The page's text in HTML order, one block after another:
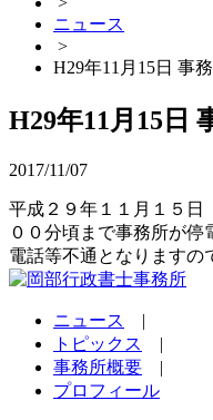
ニュース
>
H29年11月15日 事
H29年11月15日
2017/11/07
平成２９年１１月１５日
００分頃まで事務所が停
電話等不通となりますの
ニュース
|
トピックス
|
事務所概要 |
プロフィール